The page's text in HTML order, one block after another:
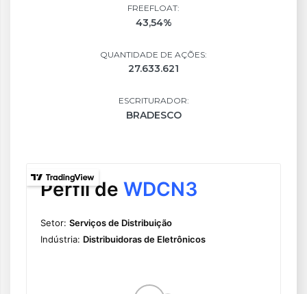
FREEFLOAT:
43,54%
QUANTIDADE DE AÇÕES:
27.633.621
ESCRITURADOR:
BRADESCO